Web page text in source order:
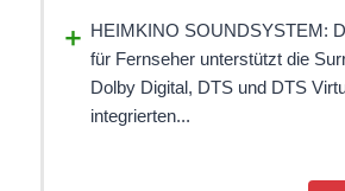
HEIMKINO SOUNDSYSTEM:
für Fernseher unterstützt die
Dolby Digital, DTS und DTS
integrierten...